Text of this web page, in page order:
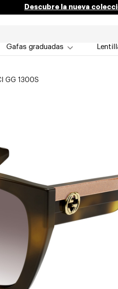
Descubre la nueva
Gafas graduadas
GG 1300S